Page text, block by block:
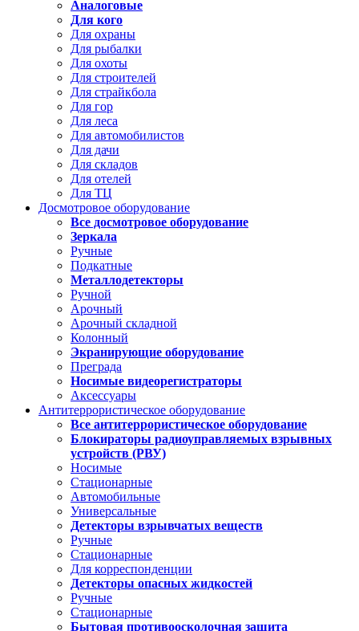
Аналоговые
Для кого
Для охраны
Для рыбалки
Для охоты
Для строителей
Для страйкбола
Для гор
Для леса
Для автомобилистов
Для дачи
Для складов
Для отелей
Для ТЦ
Досмотровое оборудование
Все досмотровое оборудование
Зеркала
Ручные
Подкатные
Металлодетекторы
Ручной
Арочный
Арочный складной
Колонный
Экранирующие оборудование
Преграда
Носимые видеорегистраторы
Аксессуары
Антитеррористическое оборудование
Все антитеррористическое оборудование
Блокираторы радиоуправляемых взрывных
устройств (РВУ)
Носимые
Стационарные
Автомобильные
Универсальные
Детекторы взрывчатых веществ
Ручные
Стационарные
Для корреспонденции
Детекторы опасных жидкостей
Ручные
Стационарные
Бытовая противоосколочная защита